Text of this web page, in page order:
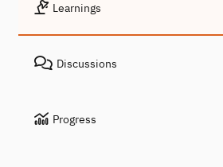
Learnings
Discussions
Progress